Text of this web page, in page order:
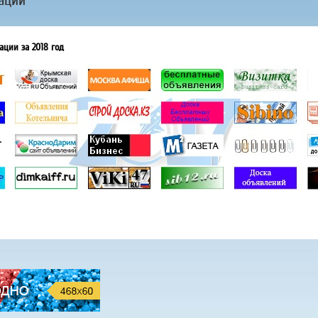
за 2018 год